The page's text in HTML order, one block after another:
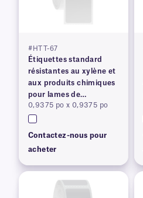
#HTT-67
Étiquettes standard
résistantes au xylène et
aux produits chimiques
pour lames de
microscope
0,9375 po x 0,9375 po
Contactez-nous pour
acheter